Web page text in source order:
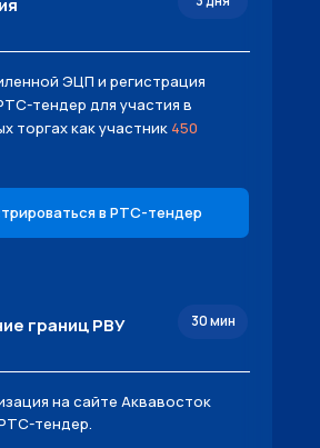
ЭЦП и регистрация
тендер для участия в
торгах как участник 450
в РТС-тендер
границ РВУ 30 мин
на сайте Аквавосток
тендер.